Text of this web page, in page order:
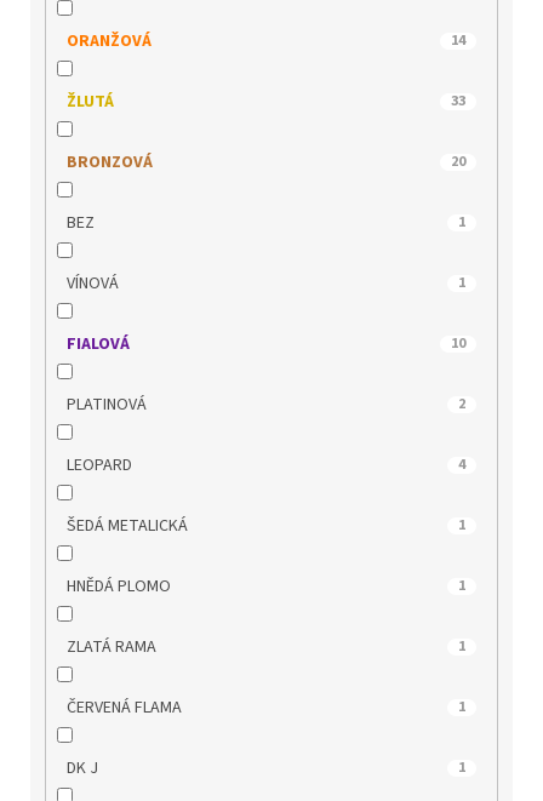
LEE COOPER 0
MACIEJKA 0
MARCO TOZZI 15
MEDILINE 0
MUSTANG 0
NIK 0
OLYMPIKUS 0
PICCADILLY 5
POWER 0
QUO VADIS 0
REGARDE LE CIEL 2
REMONTE 2
RIDER 0
ORANŽOVÁ 14
ŽLUTÁ 33
BRONZOVÁ 20
BEZ 1
VÍNOVÁ 1
FIALOVÁ 10
PLATINOVÁ 2
LEOPARD 4
ŠEDÁ METALICKÁ 1
HNĚDÁ PLOMO 1
ZLATÁ RAMA 1
ČERVENÁ FLAMA 1
DK J 1